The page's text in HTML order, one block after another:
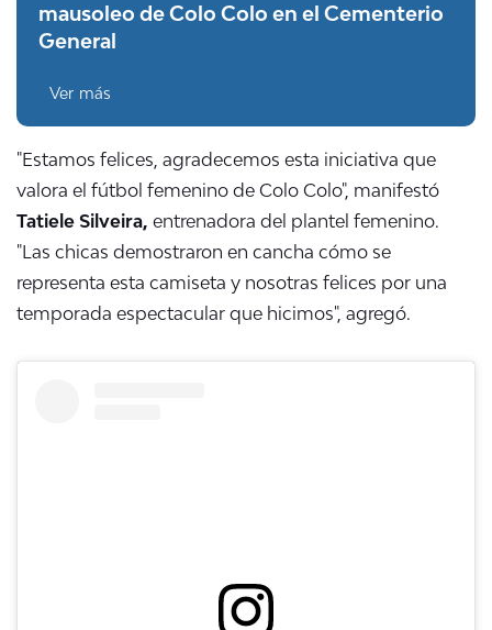
mausoleo de Colo Colo en el Cementerio
General
Ver más
"Estamos felices, agradecemos esta iniciativa que
valora e l fútbol femenino de Colo Colo", manifestó
Tatiele Silveira, entrenadora del plantel femenino.
"Las chicas demostraron en cancha cómo se
representa esta camiseta y nosotras felices por una
temporada espectacular que hicimos", agregó.